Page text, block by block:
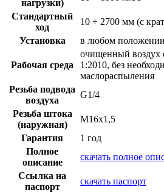
нагрузки)
Стандартный
ход
10 ÷ 2700 мм (с
Установка
в любом положении
Рабочая среда
очищенный воздух
1:2010, без
маслораспыления
Резьба подвода
воздуха
G1/4
Резьба штока
(наружная)
M16x1,5
Гарантия
1 год
Полное
описание
скачать полное
Ссылка на
паспорт
скачать паспорт